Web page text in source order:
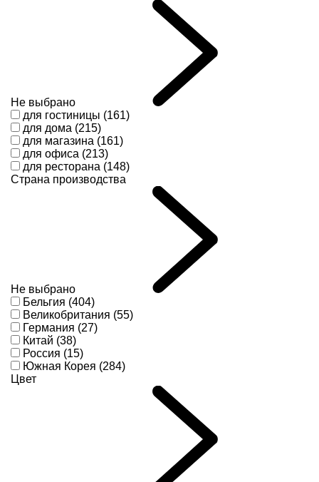
Не выбрано
для гостиницы (161)
для дома (215)
для магазина (161)
для офиса (213)
для ресторана (148)
Страна производства
Не выбрано
Бельгия (404)
Великобритания (55)
Германия (27)
Китай (38)
Россия (15)
Южная Корея (284)
Цвет